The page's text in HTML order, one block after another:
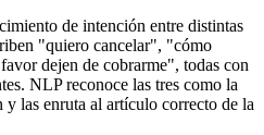
de intención entre distintas
"quiero cancelar", "cómo
dejen de cobrarme", todas con
NLP reconoce las tres como la
las enruta al artículo correcto de la